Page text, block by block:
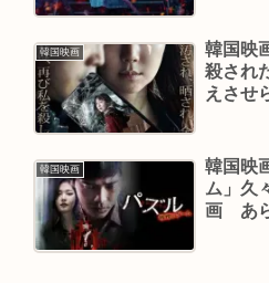
韓国映画
韓国映
殺され
えさせ
韓国映画
韓国映
ム」久
画 あ